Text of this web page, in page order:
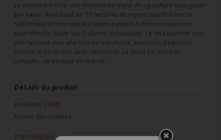
Le domaine Rocher des violettes est mené en agriculture biologique
par Xavier Weisskopf sur 17 hectares de vignes. Issu d’un terroir
sablonneux et limoneux les raisins passent 6 mois en cuves inox
pour dévoiler toute leur fraîcheur aromatique. Le vin s’exprime ainsi
dès l’attaque avec une bouche tranchante, aux notes d’agrumes
comme le citron vert ou la clémentine. La finale est saline et
salivante, idéale pour un apéritif.
Détails du produit
Domaine LIBRE
Rocher des violettes
Pays/Région